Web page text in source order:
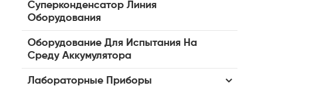
Суперконденсатор Линия
Оборудования
Оборудование Для Испытания На
Среду Аккумулятора
Лабораторные Приборы